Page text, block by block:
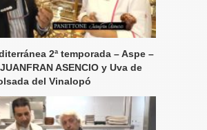
2ª temporada – Aspe –
ASENCIO y Uva de
del Vinalopó